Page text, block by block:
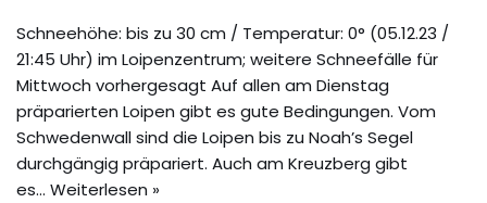
Schneehöhe: bis zu 30 cm / Temperatur: 0° (05.12.23 /
21:45 Uhr) im Loipenzentrum; weitere Schneefälle für
Mittwoch vorhergesagt Auf allen am Dienstag
präparierten Loipen gibt es gute Bedingungen. Vom
Schwedenwall sind die Loipen bis zu Noah’s Segel
durchgängig präpariert. Auch am Kreuzberg gibt
es… Weiterlesen »